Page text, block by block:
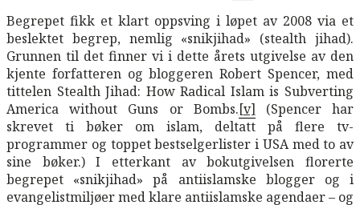
Begrepet fikk et klart oppsving i løpet av 2008 via et
beslektet begrep, nemlig «snikjihad» (stealth jihad).
Grunnen til det finner vi i dette årets utgivelse av den
kjente forfatteren og bloggeren Robert Spencer, med
tittelen Stealth Jihad: How Radical Islam is Subverting
America without Guns or Bombs.[v] (Spencer har
skrevet ti bøker om islam, deltatt på flere tv-
programmer og toppet bestselgerlister i USA med to av
sine bøker.) I etterkant av bokutgivelsen florerte
begrepet «snikjihad» på antiislamske blogger og i
evangelistmiljøer med klare antiislamske agendaer – og